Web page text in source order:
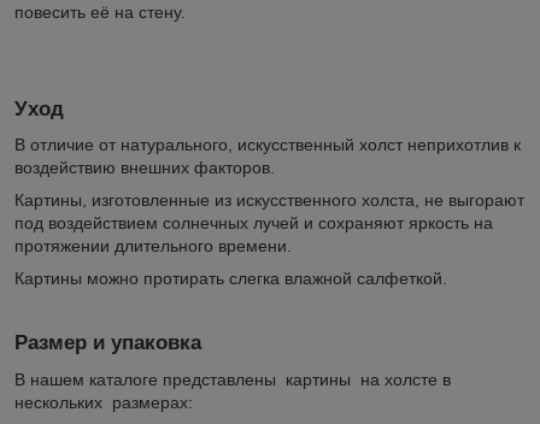
повесить её на стену.
Уход
В отличие от натурального, искусственный холст неприхотлив к
воздействию внешних факторов.
Картины, изготовленные из искусственного холста, не выгорают
под воздействием солнечных лучей и сохраняют яркость на
протяжении длительного времени.
Картины можно протирать слегка влажной салфеткой.
Размер и упаковка
В нашем каталоге представлены картины на холсте в
нескольких размерах: